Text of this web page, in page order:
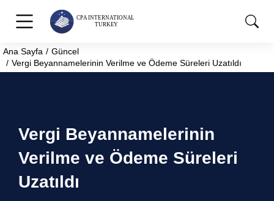
You are here:
Ana Sayfa
Güncel
Vergi Beyannamelerinin Verilme ve Ödeme Süreleri Uzatıldı
Vergi Beyannamelerinin
Verilme ve Ödeme Süreleri
Uzatıldı